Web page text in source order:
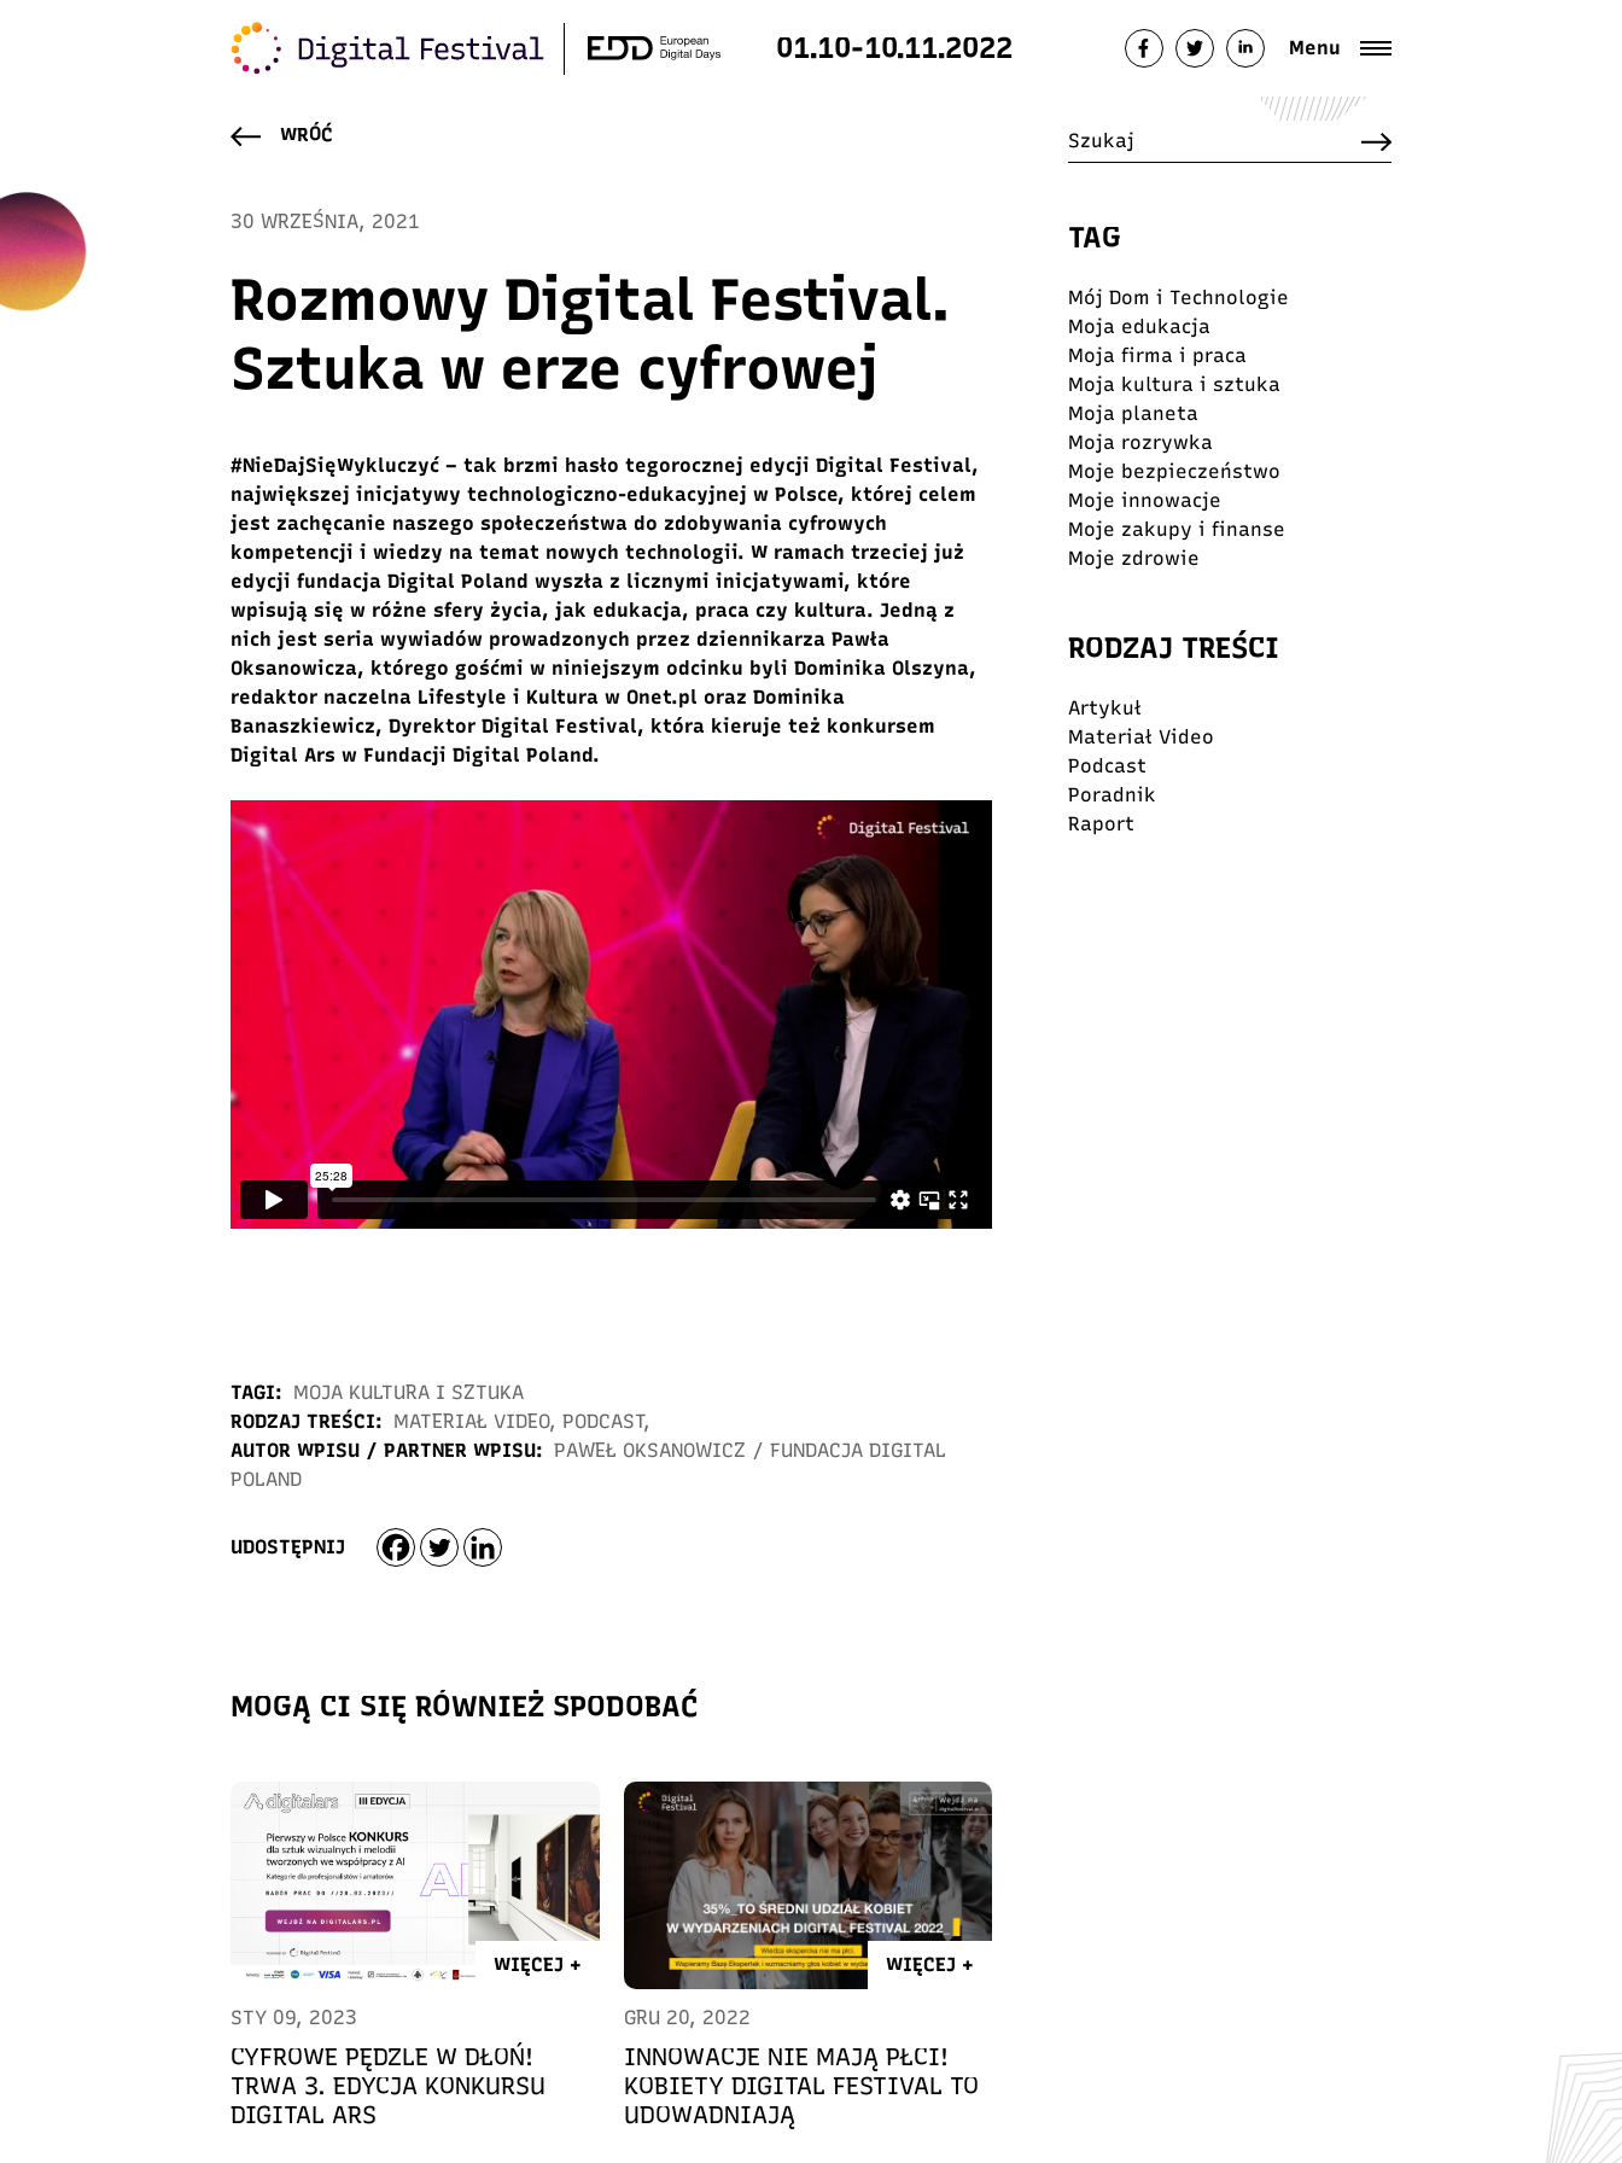
01.10-10.11.2022 Menu
WRÓĆ
30 WRZEŚNIA, 2021
Rozmowy Digital Festival.
Sztuka w erze cyfrowej
#NieDajSięWykluczyć – tak brzmi hasło tegorocznej edycji Digital Festival,
największej inicjatywy technologiczno-edukacyjnej w Polsce, której celem
jest zachęcanie naszego społeczeństwa do zdobywania cyfrowych
kompetencji i wiedzy na temat nowych technologii. W ramach trzeciej już
edycji fundacja Digital Poland wyszła z licznymi inicjatywami, które
wpisują się w różne sfery życia, jak edukacja, praca czy kultura. Jedną z
nich jest seria wywiadów prowadzonych przez dziennikarza Pawła
Oksanowicza, którego gośćmi w niniejszym odcinku byli Dominika Olszyna,
redaktor naczelna Lifestyle i Kultura w Onet.pl oraz Dominika
Banaszkiewicz, Dyrektor Digital Festival, która kieruje też konkursem
Digital Ars w Fundacji Digital Poland.
TAGI: MOJA KULTURA I SZTUKA
RODZAJ TREŚCI: MATERIAŁ VIDEO, PODCAST,
AUTOR WPISU / PARTNER WPISU: PAWEŁ OKSANOWICZ / FUNDACJA DIGITAL
POLAND
UDOSTĘPNIJ
MOGĄ CI SIĘ RÓWNIEŻ SPODOBAĆ
WIĘCEJ +
STY 09, 2023
CYFROWE PĘDZLE W DŁOŃ!
TRWA 3. EDYCJA KONKURSU
DIGITAL ARS
WIĘCEJ +
GRU 20, 2022
INNOWACJE NIE MAJĄ PŁCI!
KOBIETY DIGITAL FESTIVAL TO
UDOWADNIAJĄ
TAG
Mój Dom i Technologie
Moja edukacja
Moja firma i praca
Moja kultura i sztuka
Moja planeta
Moja rozrywka
Moje bezpieczeństwo
Moje innowacje
Moje zakupy i finanse
Moje zdrowie
RODZAJ TREŚCI
Artykuł
Materiał Video
Podcast
Poradnik
Raport